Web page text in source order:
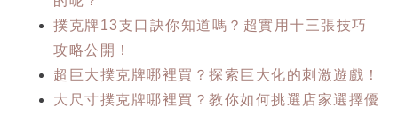
撲克牌13支口訣你知道嗎？超實用十三張技巧
攻略公開！
超巨大撲克牌哪裡買？探索巨大化的刺激遊戲！
大尺寸撲克牌哪裡買？教你如何挑選店家選擇優